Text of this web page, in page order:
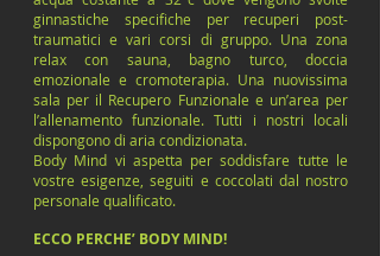
ginnastiche specifiche per recuperi post-
traumatici e vari corsi di gruppo. Una zona
relax con sauna, bagno turco, doccia
emozionale e cromoterapia. Una nuovissima
sala per il Recupero Funzionale e un’area per
l’allenamento funzionale. Tutti i nostri locali
dispongono di aria condizionata.
Body Mind vi aspetta per soddisfare tutte le
vostre esigenze, seguiti e coccolati dal nostro
personale qualificato.
ECCO PERCHE’ BODY MIND!